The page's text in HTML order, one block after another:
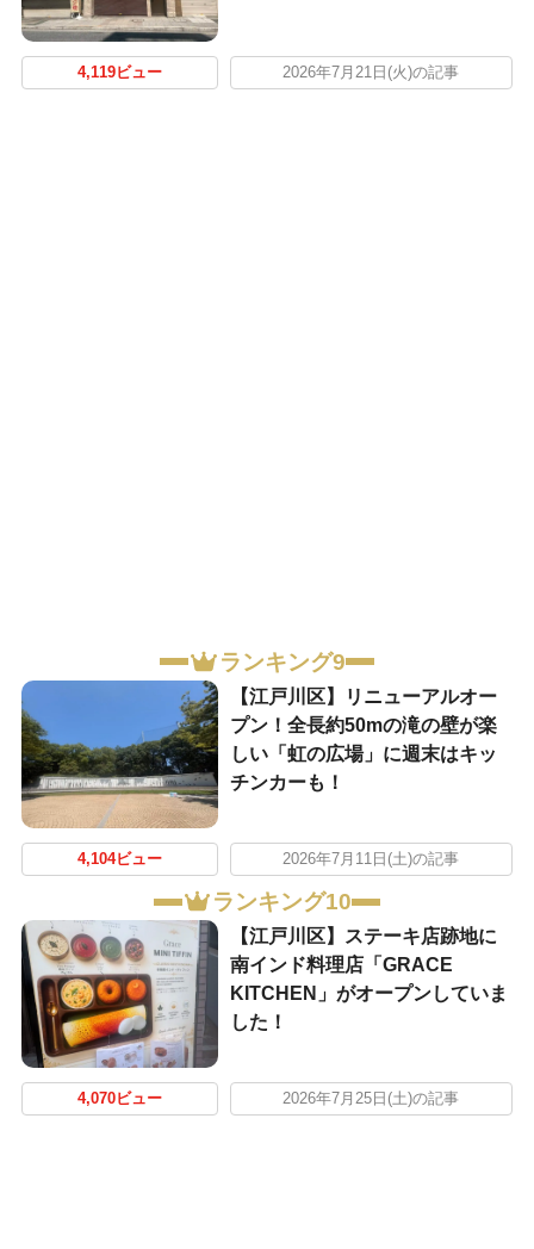
4,119ビュー 2026年7月21日(火)の記事
ランキング9
【江戸川区】リニューアルオー
プン！全長約50mの滝の壁が楽
しい「虹の広場」に週末はキッ
チンカーも！
4,104ビュー 2026年7月11日(土)の記事
ランキング10
【江戸川区】ステーキ店跡地に
南インド料理店「GRACE
KITCHEN」がオープンしていま
した！
4,070ビュー 2026年7月25日(土)の記事